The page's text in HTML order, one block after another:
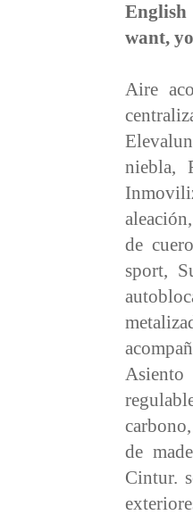
want,
Aire
niebla,
de
sport,
de
Cintur.